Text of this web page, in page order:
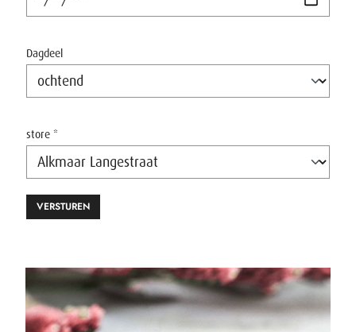
Dagdeel
store *
VERSTUREN